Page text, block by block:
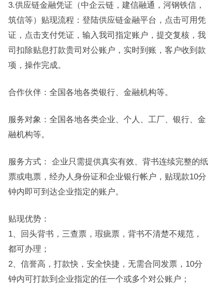
3.供应链金融凭证（中企云链，建信融通，河钢铁信，
筑信等）贴现流程：登陆供应链金融平台，点击可用凭
证，点击支付凭证，输入我司指定账户，提交复核，我
司扣除贴息打款贵司对公账户，实时到账，客户收到款
项，操作完成。
合作伙伴：全国各地各类银行、金融机构等。
服务对象：全国各地各类企业、个人、工厂、银行、金
融机构等。
服务方式： 企业只需提供真实有效、背书连续完整的纸
票或电票，经办人身份证和企业银行帐户，贴现款10分
钟内即可到达企业指定的账户。
贴现优势：
1、回头背书，三查票，瑕疵票，背书不清楚不规范，
都可办理；
2、信誉高，打款快，安全快捷，无需合同发票，10分
钟内可打款到企业指定的任一个或多个对公账户；